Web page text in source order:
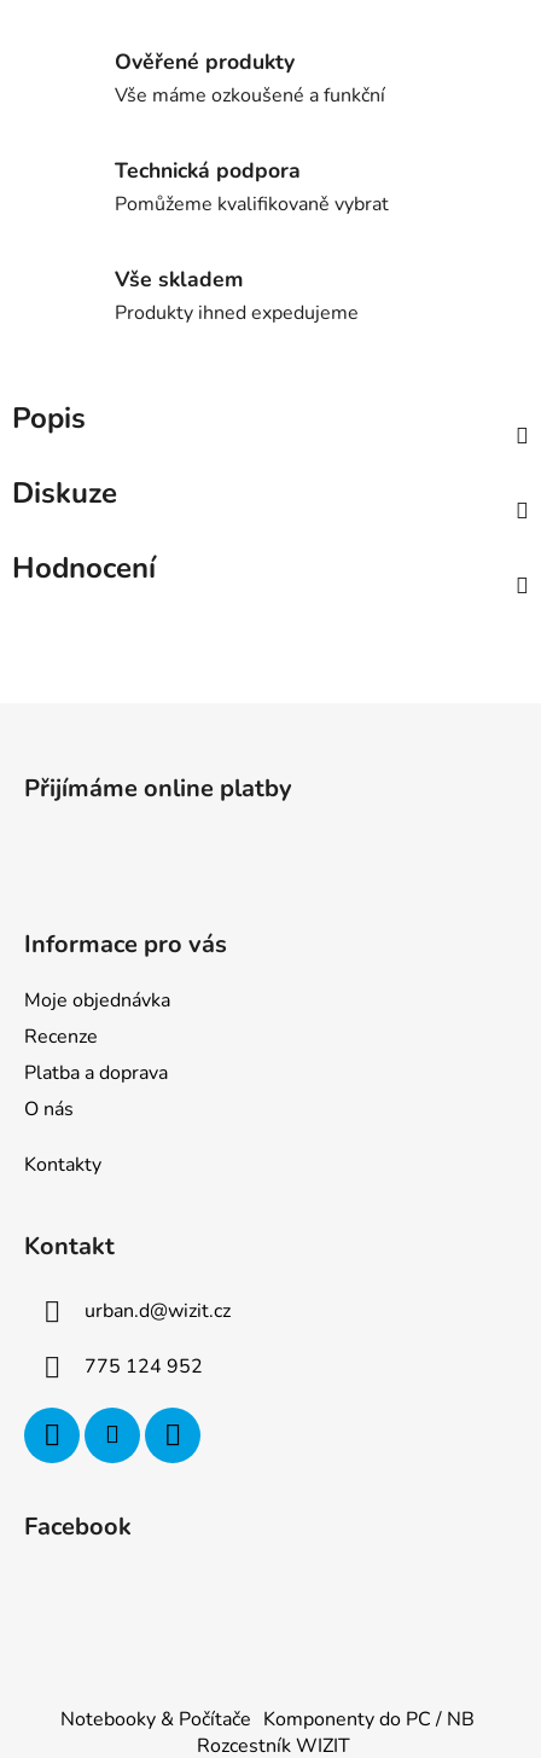
Ověřené produkty
Vše máme ozkoušené a funkční
Technická podpora
Pomůžeme kvalifikovaně vybrat
Vše skladem
Produkty ihned expedujeme
Popis
Diskuze
Hodnocení
Přijímáme online platby
Informace pro vás
Moje objednávka
Recenze
Platba a doprava
O nás
Kontakty
Kontakt
urban.d@wizit.cz
775 124 952
Facebook
Notebooky & Počítače Komponenty do PC / NB
Rozcestník WIZIT